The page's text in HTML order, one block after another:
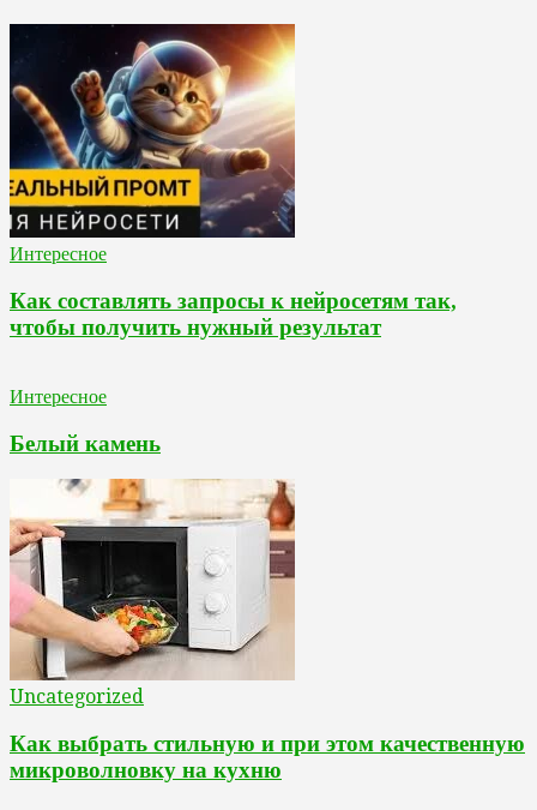
Интересное
Как составлять запросы к нейросетям так,
чтобы получить нужный результат
Интересное
Белый камень
Uncategorized
Как выбрать стильную и при этом качественную
микроволновку на кухню